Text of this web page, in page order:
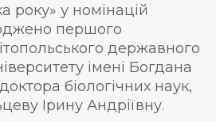
року» у номінацій
першого
державного
імені Богдана
біологічних наук,
Ірину Андріївну.